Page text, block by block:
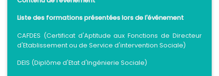
Liste des formations présentées lors de l'événement
CAFDES (Certificat d'Aptitude aux Fonctions de Directeur
d'Etablissement ou de Service d'intervention Sociale)
DEIS (Diplôme d'Etat d'Ingénierie Sociale)